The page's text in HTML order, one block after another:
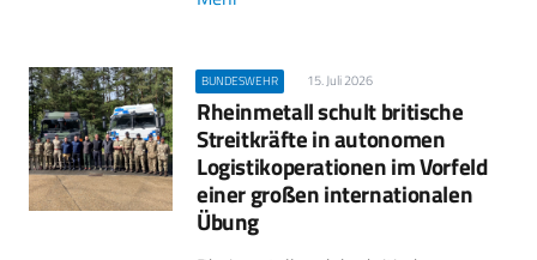
BUNDESWEHR 15. Juli 2026
Rheinmetall schult britische
Streitkräfte in autonomen
Logistikoperationen im Vorfeld
einer großen internationalen
Übung